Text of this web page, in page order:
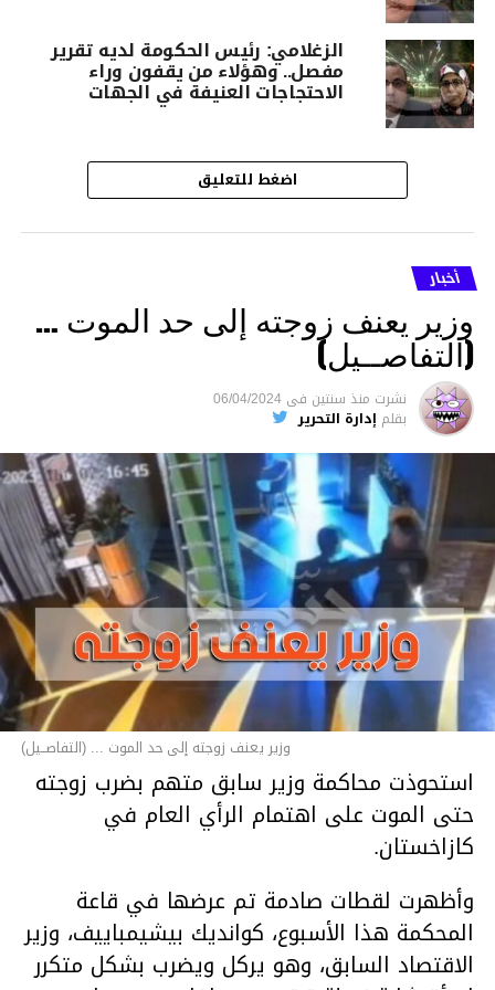
الزغلامي: رئيس الحكومة لديه تقرير
مفصل.. وهؤلاء من يقفون وراء
الاحتجاجات العنيفة في الجهات
اضغط للتعليق
أخبار
وزير يعنف زوجته إلى حد الموت …
(التفاصــيل)
نشرت منذ سنتين فى 06/04/2024
بقلم إدارة التحرير
وزير يعنف زوجته إلى حد الموت ... (التفاصــيل)
استحوذت محاكمة وزير سابق متهم بضرب زوجته
حتى الموت على اهتمام الرأي العام في
كازاخستان.
وأظهرت لقطات صادمة تم عرضها في قاعة
المحكمة هذا الأسبوع، كوانديك بيشيمباييف، وزير
الاقتصاد السابق، وهو يركل ويضرب بشكل متكرر